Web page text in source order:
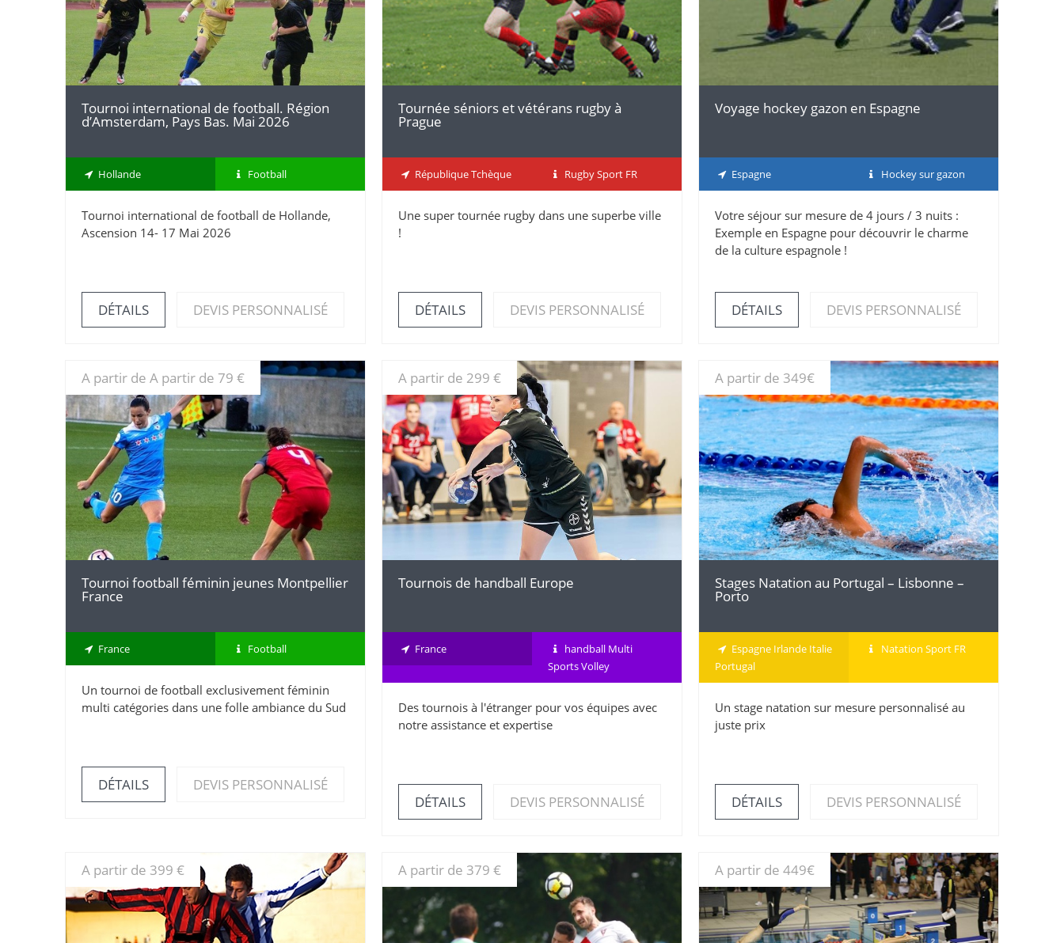
Tournoi international de football. Région
d’Amsterdam, Pays Bas. Mai 2026
Hollande Football
Tournoi international de football de Hollande,
Ascension 14- 17 Mai 2026
DÉTAILS DEVIS PERSONNALISÉ
Tournée séniors et vétérans rugby à
Prague
République Tchèque Rugby Sport FR
Une super tournée rugby dans une superbe ville
!
DÉTAILS DEVIS PERSONNALISÉ
Voyage hockey gazon en Espagne
Espagne Hockey sur gazon
Votre séjour sur mesure de 4 jours / 3 nuits :
Exemple en Espagne pour découvrir le charme
de la culture espagnole !
DÉTAILS DEVIS PERSONNALISÉ
A partir de A partir de 79 €
DÉTAILS
Tournoi football féminin jeunes Montpellier
France
France Football
Un tournoi de football exclusivement féminin
multi catégories dans une folle ambiance du Sud
DÉTAILS DEVIS PERSONNALISÉ
A partir de 299 €
DÉTAILS
Tournois de handball Europe
France
handball Multi
Sports Volley
Des tournois à l'étranger pour vos équipes avec
notre assistance et expertise
DÉTAILS DEVIS PERSONNALISÉ
A partir de 349€
DÉTAILS
Stages Natation au Portugal – Lisbonne –
Porto
Espagne Irlande Italie
Portugal
Natation Sport FR
Un stage natation sur mesure personnalisé au
juste prix
DÉTAILS DEVIS PERSONNALISÉ
A partir de 399 € A partir de 379 € A partir de 449€